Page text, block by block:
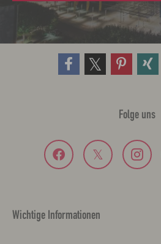
Folge uns
Wichtige Informationen